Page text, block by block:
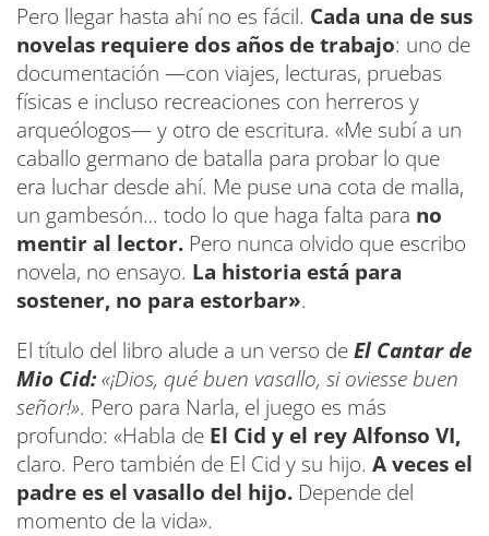
Pero llegar hasta ahí no es fácil. Cada una de sus
novelas requiere dos años de trabajo: uno de
documentación —con viajes, lecturas, pruebas
físicas e incluso recreaciones con herreros y
arqueólogos— y otro de escritura. «Me subí a un
caballo germano de batalla para probar lo que
era luchar desde ahí. Me puse una cota de malla,
un gambesón… todo lo que haga falta para no
mentir al lector. Pero nunca olvido que escribo
novela, no ensayo. La historia está para
sostener, no para estorbar».
El título del libro alude a un verso deEl Cantar de
Mio Cid:«¡Dios, qué buen vasallo, si oviesse buen
señor!». Pero para Narla, el juego es más
profundo: «Habla de El Cid y el rey Alfonso VI,
claro. Pero también de El Cid y su hijo. A veces el
padre es el vasallo del hijo. Depende del
momento de la vida».